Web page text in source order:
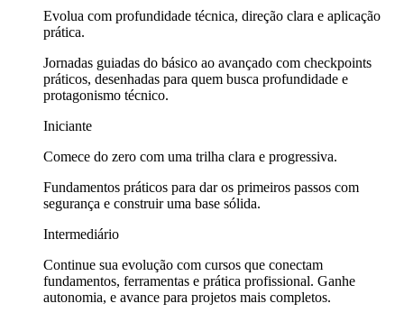
Evolua com profundidade técnica, direção clara e aplicação
prática.
Jornadas guiadas do básico ao avançado com checkpoints
práticos, desenhadas para quem busca profundidade e
protagonismo técnico.
Iniciante
Comece do zero com uma trilha clara e progressiva.
Fundamentos práticos para dar os primeiros passos com
segurança e construir uma base sólida.
Intermediário
Continue sua evolução com cursos que conectam
fundamentos, ferramentas e prática profissional. Ganhe
autonomia, e avance para projetos mais completos.